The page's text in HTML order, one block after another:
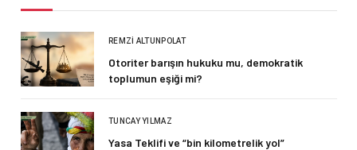
REMZI ALTUNPOLAT
Otoriter barışın hukuku mu, demokratik
toplumun eşiği mi?
TUNCAY YILMAZ
Yasa Teklifi ve “bin kilometrelik yol”